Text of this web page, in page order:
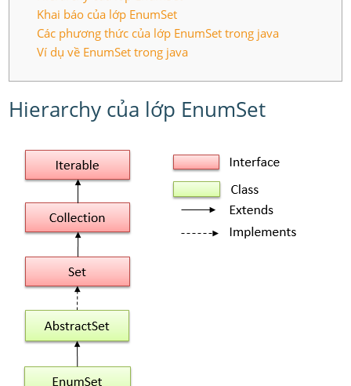
Khai báo của lớp EnumSet
Các phương thức của lớp EnumSet trong java
Ví dụ về EnumSet trong java
Hierarchy của lớp EnumSet